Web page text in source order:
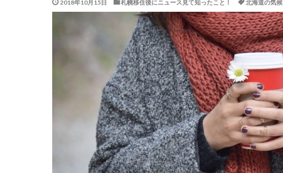
2018年10月15日 札幌移住後にニュース見て知ったこと！ 北海道の気